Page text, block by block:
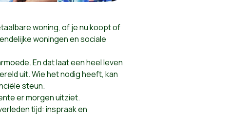
woning, of je nu koopt of
woningen en sociale
En dat laat een heel leven
uit. Wie het nodig heeft, kan
steun.
er morgen uitziet.
tijd: inspraak en